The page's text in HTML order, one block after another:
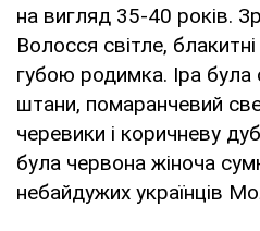
на вигляд 35-40 років.
Волосся світле,
губою родимка. Іра була
штани, помаранчевий
черевики і коричневу
була червона жіноча
небайдужих українців